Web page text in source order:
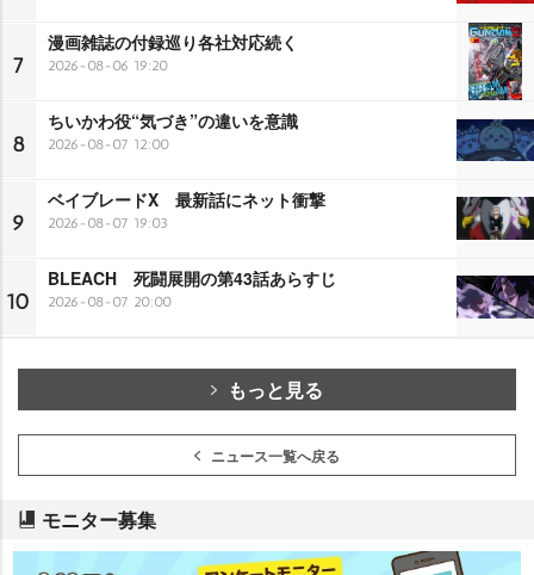
7
漫画雑誌の付録巡り各社対応続く
2026-08-06 19:20
8
ちいかわ役“気づき”の違いを意識
2026-08-07 12:00
9
ベイブレードX 最新話にネット衝撃
2026-08-07 19:03
10
BLEACH 死闘展開の第43話あらすじ
2026-08-07 20:00
もっと見る
ニュース一覧へ戻る
モニター募集